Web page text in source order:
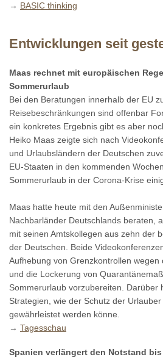
→ BASIC thinking
Entwicklungen seit
Maas rechnet mit europäischen
Sommerurlaub
Bei den Beratungen innerhalb der EU
Reisebeschränkungen sind offenbar
ein konkretes Ergebnis gibt es aber
Heiko Maas zeigte sich nach
und Urlaubsländern der Deutschen
EU-Staaten in den kommenden
Sommerurlaub in der Corona-Krise
Maas hatte heute mit den
Nachbarländer Deutschlands beraten,
mit seinen Amtskollegen aus zehn der
der Deutschen. Beide
Aufhebung von Grenzkontrollen wegen
und die Lockerung von
Sommerurlaub vorzubereiten. Darüber
Strategien, wie der Schutz der
gewährleistet werden könne.
→ Tagesschau
Spanien verlängert den Notstand